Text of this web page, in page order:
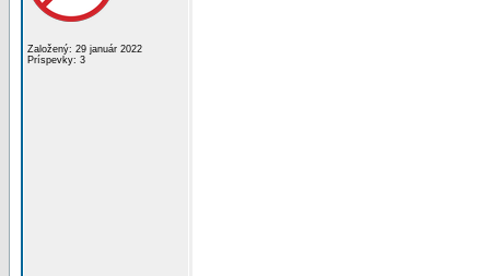
Založený: 29 január 2022
Príspevky: 3